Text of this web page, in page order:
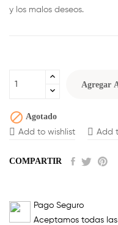
y los malos deseos.
Agregar
 Agotado
Add to wishlist Add
COMPARTIR
Pago Seguro
Aceptamos todas